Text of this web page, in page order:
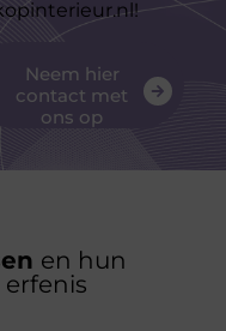
Neem hier
contact met
ons op
en hun